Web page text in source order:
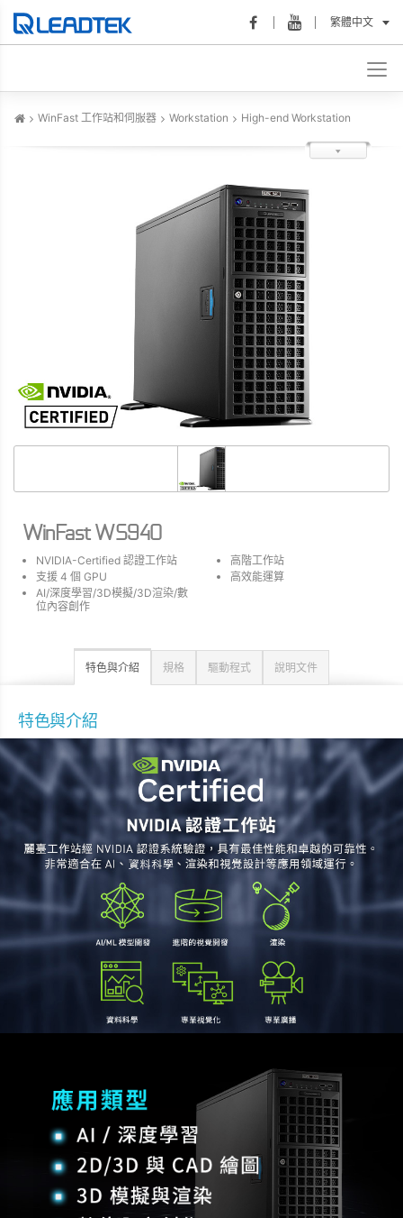
繁體中文
WinFast 工作站和伺服器 Workstation High-end Workstation
WinFast WS940
NVIDIA-Certified 認證工作站
高階工作站
支援 4 個 GPU
高效能運算
AI/深度學習/3D模擬/3D渲染/數
位內容創作
特色與介紹 規格 驅動程式 說明文件
特色與介紹